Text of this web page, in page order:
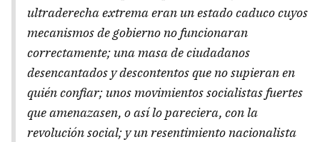
ultraderecha extrema eran un estado caduco cuyos
mecanismos de gobierno no funcionaran
correctamente; una masa de ciudadanos
desencantados y descontentos que no supieran en
quién confiar; unos movimientos socialistas fuertes
que amenazasen, o así lo pareciera, con la
revolución social; y un resentimiento nacionalista